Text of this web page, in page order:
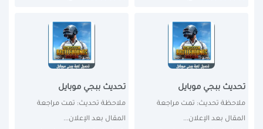
تحديث ببجي موبايل
المقال بعد الإعلان...
تحديث ببجي موبايل
المقال بعد الإعلان...